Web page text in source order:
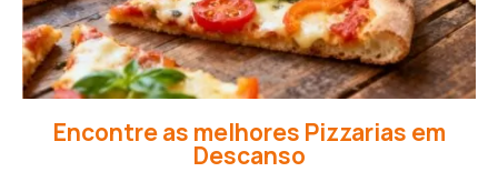
Encontre as melhores Pizzarias em
Descanso